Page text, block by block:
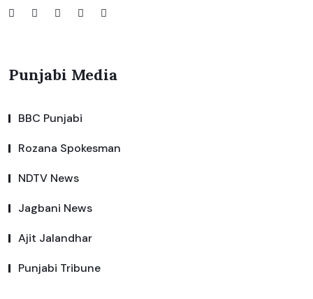
Punjabi Media
BBC Punjabi
Rozana Spokesman
NDTV News
Jagbani News
Ajit Jalandhar
Punjabi Tribune